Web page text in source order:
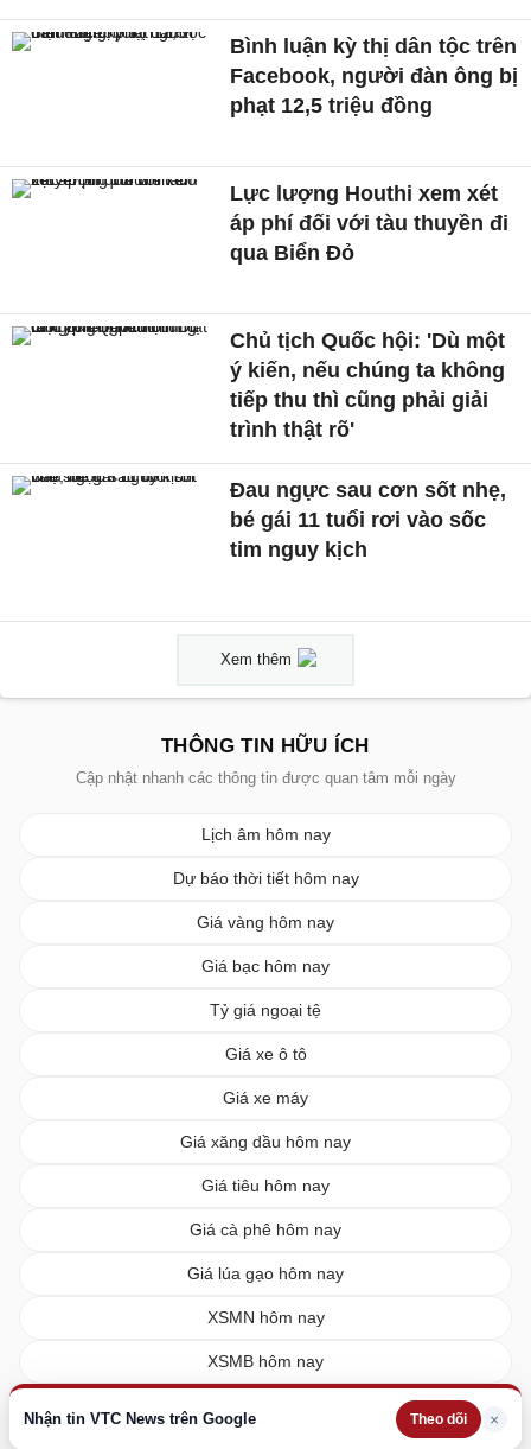
Nhận tin VTC News trên Google Theo dõi ×
Bình luận kỳ thị dân tộc trên
Facebook, người đàn ông bị
phạt 12,5 triệu đồng
Lực lượng Houthi xem xét
áp phí đối với tàu thuyền đi
qua Biển Đỏ
Chủ tịch Quốc hội: 'Dù một
ý kiến, nếu chúng ta không
tiếp thu thì cũng phải giải
trình thật rõ'
Đau ngực sau cơn sốt nhẹ,
bé gái 11 tuổi rơi vào sốc
tim nguy kịch
Xem thêm
THÔNG TIN HỮU ÍCH
Cập nhật nhanh các thông tin được quan tâm mỗi ngày
Lịch âm hôm nay
Dự báo thời tiết hôm nay
Giá vàng hôm nay
Giá bạc hôm nay
Tỷ giá ngoại tệ
Giá xe ô tô
Giá xe máy
Giá xăng dầu hôm nay
Giá tiêu hôm nay
Giá cà phê hôm nay
Giá lúa gạo hôm nay
XSMN hôm nay
XSMB hôm nay